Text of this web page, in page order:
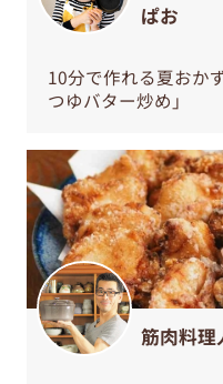
ぱお
10分で作れる夏おか
つゆバター炒め」
筋肉料理